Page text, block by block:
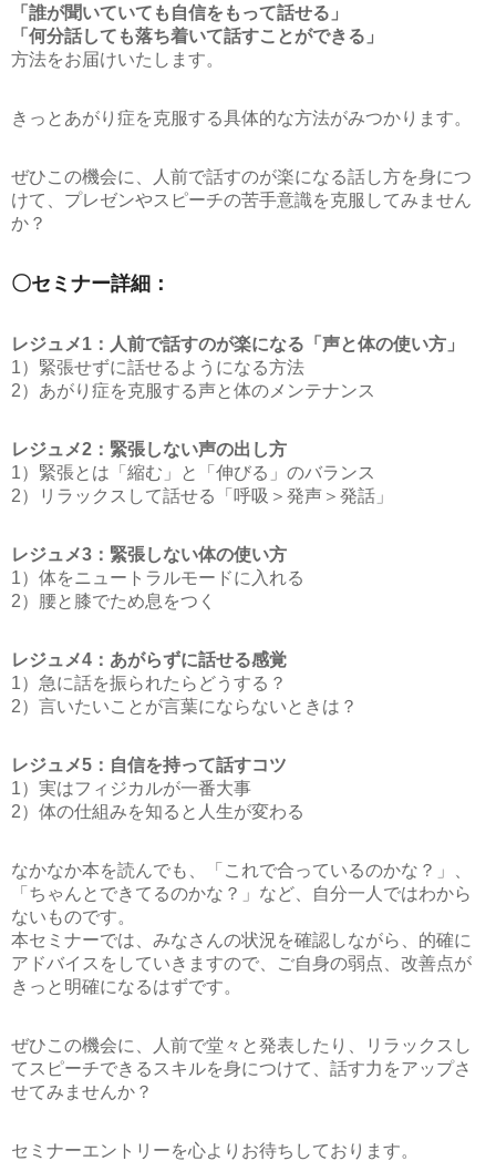
「誰が聞いていても自信をもって話せる」
「何分話しても落ち着いて話すことができる」
方法をお届けいたします。
きっとあがり症を克服する具体的な方法がみつかります。
ぜひこの機会に、人前で話すのが楽になる話し方を身につ
けて、プレゼンやスピーチの苦手意識を克服してみません
か？
〇セミナー詳細：
レジュメ1：人前で話すのが楽になる「声と体の使い方」
1）緊張せずに話せるようになる方法
2）あがり症を克服する声と体のメンテナンス
レジュメ2：緊張しない声の出し方
1）緊張とは「縮む」と「伸びる」のバランス
2）リラックスして話せる「呼吸＞発声＞発話」
レジュメ3：緊張しない体の使い方
1）体をニュートラルモードに入れる
2）腰と膝でため息をつく
レジュメ4：あがらずに話せる感覚
1）急に話を振られたらどうする？
2）言いたいことが言葉にならないときは？
レジュメ5：自信を持って話すコツ
1）実はフィジカルが一番大事
2）体の仕組みを知ると人生が変わる
なかなか本を読んでも、「これで合っているのかな？」、
「ちゃんとできてるのかな？」など、自分一人ではわから
ないものです。
本セミナーでは、みなさんの状況を確認しながら、的確に
アドバイスをしていきますので、ご自身の弱点、改善点が
きっと明確になるはずです。
ぜひこの機会に、人前で堂々と発表したり、リラックスし
てスピーチできるスキルを身につけて、話す力をアップさ
せてみませんか？
セミナーエントリーを心よりお待ちしております。